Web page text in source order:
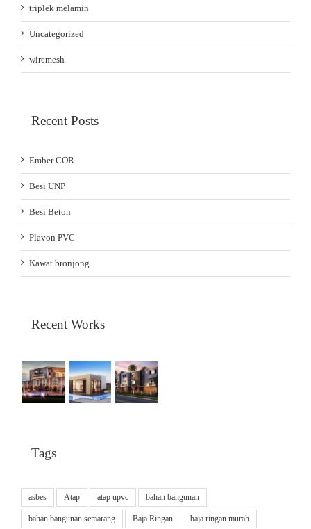
triplek melamin
Uncategorized
wiremesh
Recent Posts
Ember COR
Besi UNP
Besi Beton
Plavon PVC
Kawat bronjong
Recent Works
Tags
asbes Atap atap upvc bahan bangunan
bahan bangunan semarang Baja Ringan baja ringan murah